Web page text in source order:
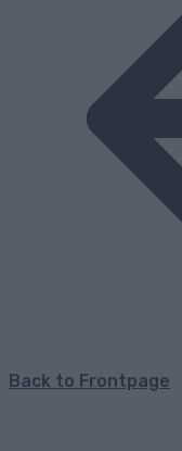
Back to Frontpage